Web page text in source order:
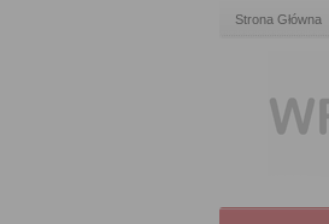
Strona Główna